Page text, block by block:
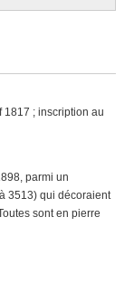
1817 ; inscription au
parmi un
3513) qui décoraient
sont en pierre